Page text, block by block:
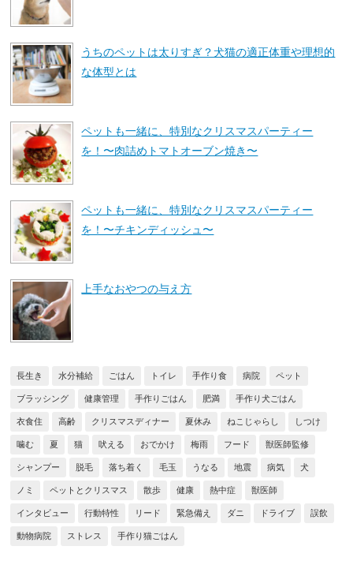
うちのペットは太りすぎ？犬猫の適正体重や理想的
な体型とは
ペットも一緒に、特別なクリスマスパーティー
を！〜肉詰めトマトオーブン焼き〜
ペットも一緒に、特別なクリスマスパーティー
を！〜チキンディッシュ〜
上手なおやつの与え方
長生き 水分補給 ごはん トイレ 手作り食 病院 ペット
ブラッシング 健康管理 手作りごはん 肥満 手作り犬ごはん
衣食住 高齢 クリスマスディナー 夏休み ねこじゃらし しつけ
噛む 夏 猫 吠える おでかけ 梅雨 フード 獣医師監修
シャンプー 脱毛 落ち着く 毛玉 うなる 地震 病気 犬
ノミ ペットとクリスマス 散歩 健康 熱中症 獣医師
インタビュー 行動特性 リード 緊急備え ダニ ドライブ 誤飲
動物病院 ストレス 手作り猫ごはん